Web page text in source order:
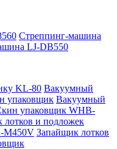
Стреппинг-машина
LJ-DB550
KL-80 Вакуумный
упаковщик Вакуумный
упаковщик WHB-
и подложек
M450V Запайщик лотков